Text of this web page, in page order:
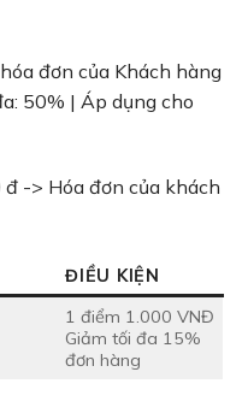
đơn của Khách hàng
50% | Áp dụng cho
-> Hóa đơn của khách
ĐIỀU KIỆN
1 điểm 1.000 VNĐ
Giảm tối đa 15%
đơn hàng